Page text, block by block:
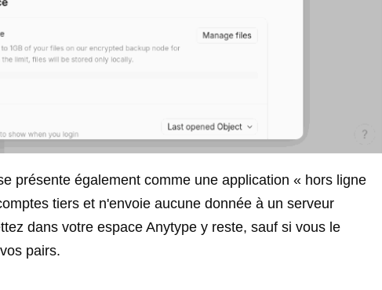
présente également comme une application « hors ligne
tiers et n'envoie aucune donnée à un serveur
dans votre espace Anytype y reste, sauf si vous le
pairs.